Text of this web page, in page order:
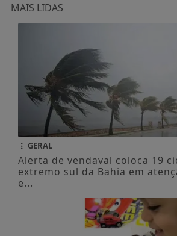
MAIS LIDAS
GERAL
Alerta de vendaval coloca 19
extremo sul da Bahia em
e...